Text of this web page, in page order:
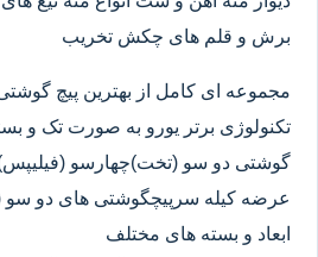
برش و قلم های چکش تخریب
مجموعه ای کامل از بهترین پیچ
تکنولوژی برتر یورو به صورت تک و
گوشتی دو سو (تخت)چهارسو
عرضه کیله سرپیچگوشتی های دو سو
ابعاد و بسته های مختلف